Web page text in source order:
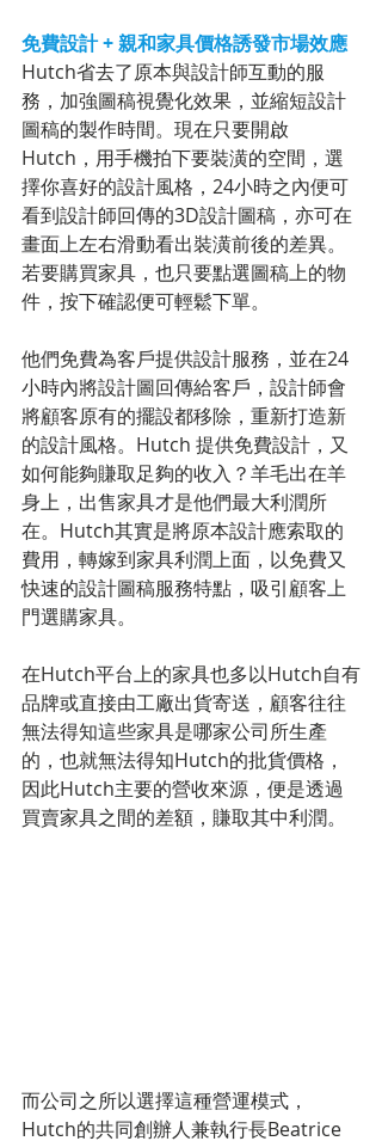
免費設計 + 親和家具價格誘發市場效應
Hutch省去了原本與設計師互動的服
務，加強圖稿視覺化效果，並縮短設計
圖稿的製作時間。現在只要開啟
Hutch，用手機拍下要裝潢的空間，選
擇你喜好的設計風格，24小時之內便可
看到設計師回傳的3D設計圖稿，亦可在
畫面上左右滑動看出裝潢前後的差異。
若要購買家具，也只要點選圖稿上的物
件，按下確認便可輕鬆下單。
他們免費為客戶提供設計服務，並在24
小時內將設計圖回傳給客戶，設計師會
將顧客原有的擺設都移除，重新打造新
的設計風格。Hutch 提供免費設計，又
如何能夠賺取足夠的收入？羊毛出在羊
身上，出售家具才是他們最大利潤所
在。Hutch其實是將原本設計應索取的
費用，轉嫁到家具利潤上面，以免費又
快速的設計圖稿服務特點，吸引顧客上
門選購家具。
在Hutch平台上的家具也多以Hutch自有
品牌或直接由工廠出貨寄送，顧客往往
無法得知這些家具是哪家公司所生產
的，也就無法得知Hutch的批貨價格，
因此Hutch主要的營收來源，便是透過
買賣家具之間的差額，賺取其中利潤。
而公司之所以選擇這種營運模式，
Hutch的共同創辦人兼執行長Beatrice